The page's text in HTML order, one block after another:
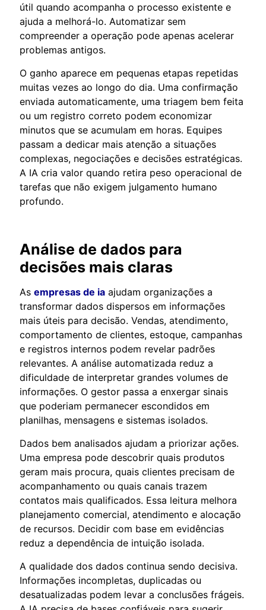
útil quando acompanha o processo existente e
ajuda a melhorá-lo. Automatizar sem
compreender a operação pode apenas acelerar
problemas antigos.
O ganho aparece em pequenas etapas repetidas
muitas vezes ao longo do dia. Uma confirmação
enviada automaticamente, uma triagem bem feita
ou um registro correto podem economizar
minutos que se acumulam em horas. Equipes
passam a dedicar mais atenção a situações
complexas, negociações e decisões estratégicas.
A IA cria valor quando retira peso operacional de
tarefas que não exigem julgamento humano
profundo.
Análise de dados para
decisões mais claras
As empresas de ia ajudam organizações a
transformar dados dispersos em informações
mais úteis para decisão. Vendas, atendimento,
comportamento de clientes, estoque, campanhas
e registros internos podem revelar padrões
relevantes. A análise automatizada reduz a
dificuldade de interpretar grandes volumes de
informações. O gestor passa a enxergar sinais
que poderiam permanecer escondidos em
planilhas, mensagens e sistemas isolados.
Dados bem analisados ajudam a priorizar ações.
Uma empresa pode descobrir quais produtos
geram mais procura, quais clientes precisam de
acompanhamento ou quais canais trazem
contatos mais qualificados. Essa leitura melhora
planejamento comercial, atendimento e alocação
de recursos. Decidir com base em evidências
reduz a dependência de intuição isolada.
A qualidade dos dados continua sendo decisiva.
Informações incompletas, duplicadas ou
desatualizadas podem levar a conclusões frágeis.